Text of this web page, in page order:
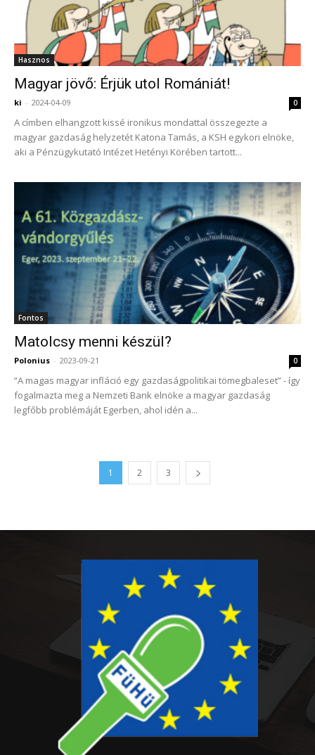
Hasznos
Magyar jövő: Érjük utol Romániát!
ki - 2024-04-09 0
A címben elhangzott kissé ironikus mondattal összegezte a
magyar gazdaság helyzetét Katona Tamás, a KSH egykori elnöke,
aki a Pénzügykutató Intézet Hetényi Körében tartott...
Fontos
Matolcsy menni készül?
Polonius - 2023-09-21 0
“A magas magyar infláció egy gazdaságpolitikai tömegbaleset” - így
fogalmazta meg a Nemzeti Bank elnöke a magyar gazdaság
legfőbb problémáját Egerben, ahol idén a...
1 2 3